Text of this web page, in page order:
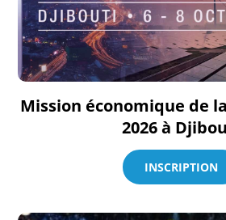
Mission économique de
2026 à
INSCRIPTION